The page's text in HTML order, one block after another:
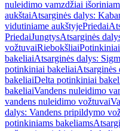
nuleidimo vamzdžiai
aukštaiAtsarginės dalys:
vidutiniame aukštyjePriedai
PriedaiJungtysAtsarginės
vožtuvaiRiebokšliai
bakeliaiAtsarginės dalys:
potinkiniai bakeliaiAtsarginės
bakeliaiDelta potinkiniai
bakeliaiVandens nuleidimo
vandens nuleidimo vožtuvai
dalys: Vandens pripildymo
potinkiniams bakeliams